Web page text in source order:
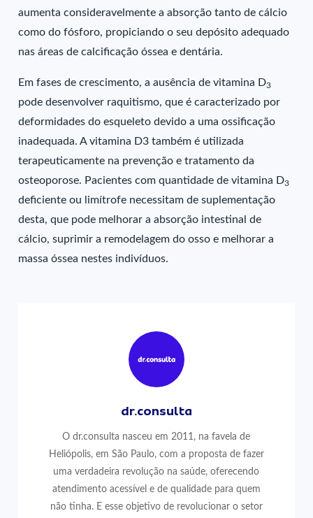
aumenta consideravelmente a absorção tanto de cálcio
como do fósforo, propiciando o seu depósito adequado
nas áreas de calcificação óssea e dentária.
Em fases de crescimento, a ausência de vitamina D3
pode desenvolver raquitismo, que é caracterizado por
deformidades do esqueleto devido a uma ossificação
inadequada. A vitamina D3 também é utilizada
terapeuticamente na prevenção e tratamento da
osteoporose. Pacientes com quantidade de vitamina D3
deficiente ou limítrofe necessitam de suplementação
desta, que pode melhorar a absorção intestinal de
cálcio, suprimir a remodelagem do osso e melhorar a
massa óssea nestes indivíduos.
dr.consulta
O dr.consulta nasceu em 2011, na favela de
Heliópolis, em São Paulo, com a proposta de fazer
uma verdadeira revolução na saúde, oferecendo
atendimento acessível e de qualidade para quem
não tinha. E esse objetivo de revolucionar o setor